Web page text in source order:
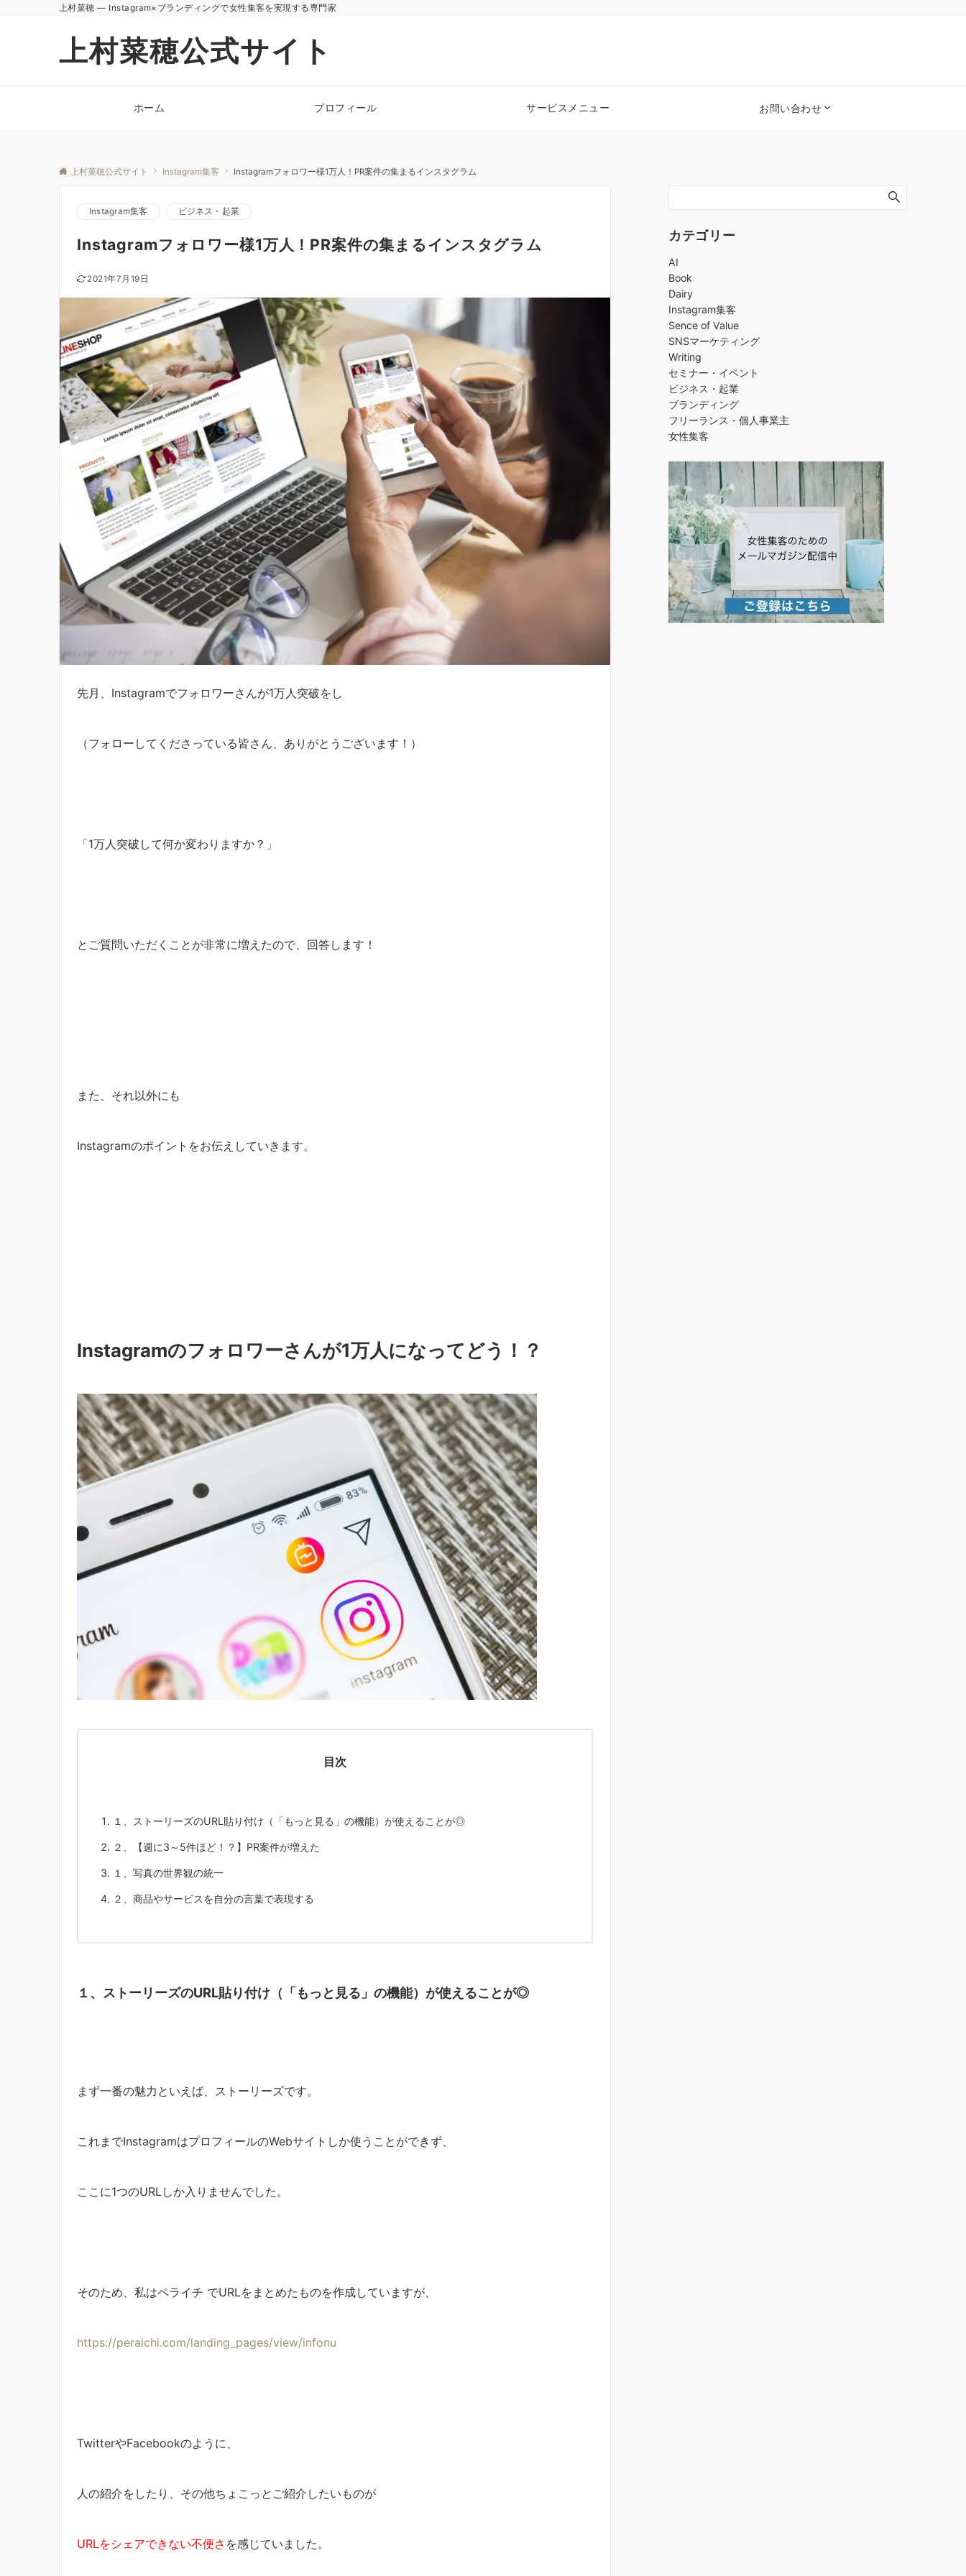
上村菜穂 — Instagram×ブランディングで女性集客を実現する専門家
上村菜穂公式サイト
ホーム プロフィール サービスメニュー お問い合わせ
上村菜穂公式サイト Instagram集客 Instagramフォロワー様1万人！PR案件の集まるインスタグラム
Instagram集客 ビジネス・起業
Instagramフォロワー様1万人！PR案件の集まるインスタグラム
2021年7月19日
先月、Instagramでフォロワーさんが1万人突破をし
（フォローしてくださっている皆さん、ありがとうございます！）
「1万人突破して何か変わりますか？」
とご質問いただくことが非常に増えたので、回答します！
また、それ以外にも
Instagramのポイントをお伝えしていきます。
Instagramのフォロワーさんが1万人になってどう！？
目次
１、ストーリーズのURL貼り付け（「もっと見る」の機能）が使えることが◎
２、【週に3～5件ほど！？】PR案件が増えた
１、写真の世界観の統一
２、商品やサービスを自分の言葉で表現する
１、ストーリーズのURL貼り付け（「もっと見る」の機能） が使えることが◎
まず一番の魅力といえば、ストーリーズです。
これまでInstagramはプロフィールのWebサイトしか使 うことができず、
ここに1つのURLしか入りませんでした。
そのため、私はペライチ でURLをまとめたものを作成していますが、
https://peraichi.com/landing_ pages/view/infonu
TwitterやFacebookのように、
人の紹介をしたり、その他ちょこっとご紹介したいものが
URLをシェアできない不便さ を感じていました。
カテゴリー
AI
Book
Dairy
Instagram集客
Sence of Value
SNSマーケティング
Writing
セミナー・イベント
ビジネス・起業
ブランディング
フリーランス・個人事業主
女性集客